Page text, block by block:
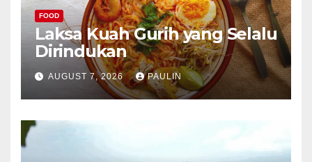
FOOD
Laksa Kuah Gurih yang Selalu
Dirindukan
AUGUST 7, 2026 PAULIN